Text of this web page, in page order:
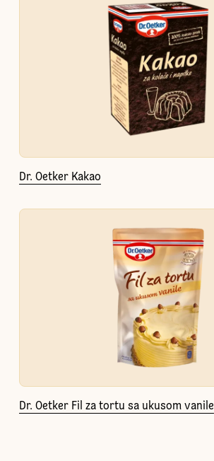
Dr. Oetker Kakao
Dr. Oetker Fil za tortu sa ukusom vanile